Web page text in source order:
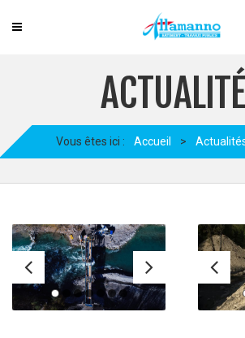
Vous êtes ici : Accueil >